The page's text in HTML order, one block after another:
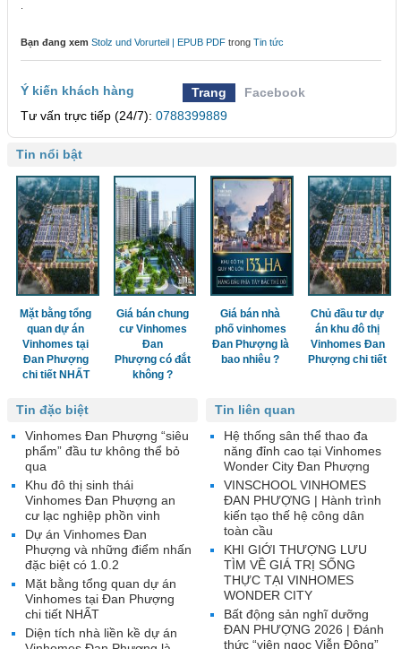
Bạn đang xem Stolz und Vorurteil | EPUB PDF trong Tin tức
Ý kiến khách hàng Trang
Facebook
Tư vấn trực tiếp (24/7): 0788399889
Tin nổi bật
Mặt bằng tổng
quan dự án
Vinhomes tại
Đan Phượng
chi tiết NHẤT
Giá bán chung
cư Vinhomes
Đan
Phượng có đắt
không ?
Giá bán nhà
phố vinhomes
Đan Phượng là
bao nhiêu ?
Chủ đầu tư dự
án khu đô thị
Vinhomes Đan
Phượng chi tiết
Tin liên quan
Hệ thống sân thể thao đa
năng đỉnh cao tại Vinhomes
Wonder City Đan Phượng
VINSCHOOL VINHOMES
ĐAN PHƯỢNG | Hành trình
kiến tạo thế hệ công dân
toàn cầu
KHI GIỚI THƯỢNG LƯU
TÌM VỀ GIÁ TRỊ SỐNG
THỰC TẠI VINHOMES
WONDER CITY
Bất động sản nghĩ dưỡng
ĐAN PHƯỢNG 2026 | Đánh
thức “viên ngọc Viễn Đông”
Tin đặc biệt
Vinhomes Đan Phượng “siêu
phẩm” đầu tư không thể bỏ
qua
Khu đô thị sinh thái
Vinhomes Đan Phượng an
cư lạc nghiệp phồn vinh
Dự án Vinhomes Đan
Phượng và những điểm nhấn
đặc biệt có 1.0.2
Mặt bằng tổng quan dự án
Vinhomes tại Đan Phượng
chi tiết NHẤT
Diện tích nhà liền kề dự án